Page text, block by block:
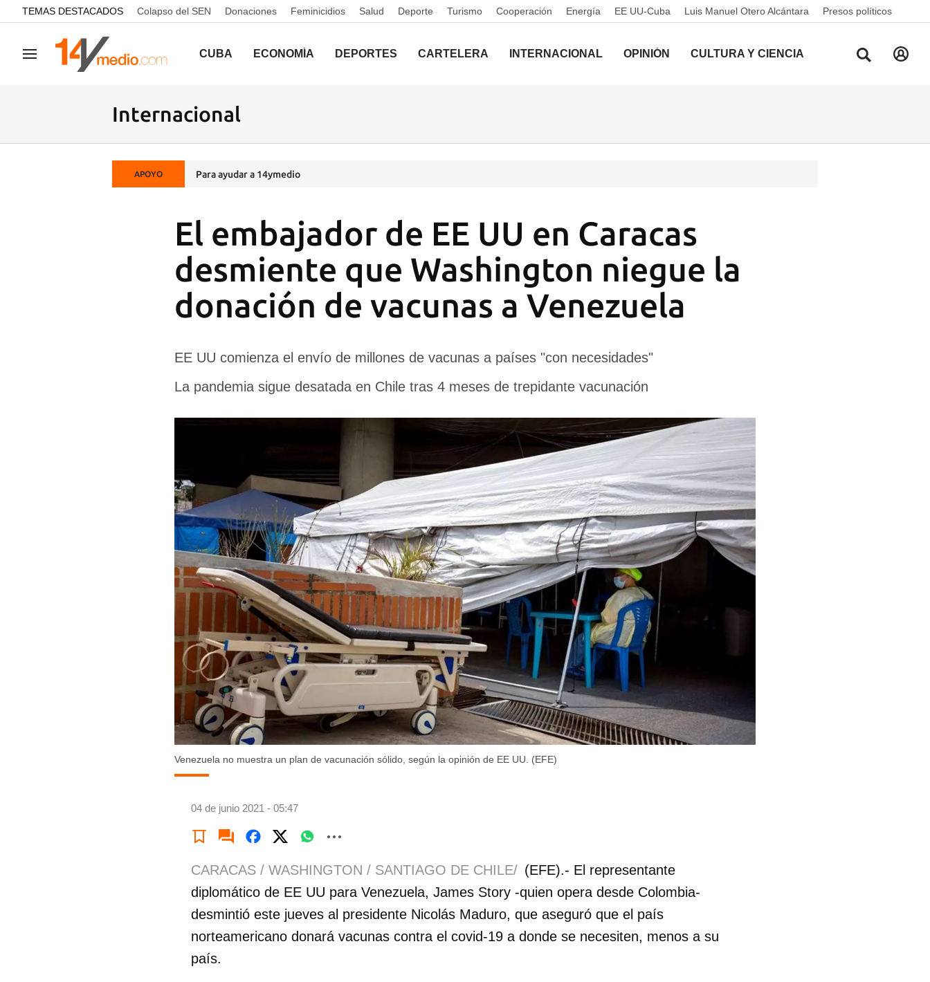
common.go-to-content
TEMAS DESTACADOS Colapso del SEN Donaciones Feminicidios Salud Deporte Turismo Cooperación Energía EE UU-Cuba Luis Manuel Otero Alcántara Presos políticos
Navegación CUBA ECONOMÍA DEPORTES CARTELERA INTERNACIONAL OPINIÓN CULTURA Y CIENCIA
Internacional
APOYO Para ayudar a 14ymedio
El embajador de EE UU en Caracas
desmiente que Washington niegue la
donación de vacunas a Venezuela
EE UU comienza el envío de millones de vacunas a países "con necesidades"
La pandemia sigue desatada en Chile tras 4 meses de trepidante vacunación
Venezuela no muestra un plan de vacunación sólido, según la opinión de EE UU. (EFE)
04 de junio 2021 - 05:47
CARACAS / WASHINGTON / SANTIAGO DE CHILE/ (EFE).- El representante
diplomático de EE UU para Venezuela, James Story -quien opera desde Colombia-
desmintió este jueves al presidente Nicolás Maduro, que aseguró que el país
norteamericano donará vacunas contra el covid-19 a donde se necesiten, menos a su
país.